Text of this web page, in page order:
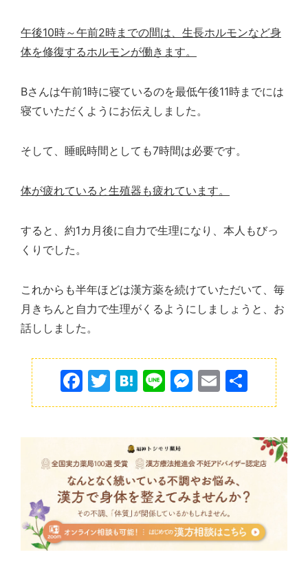
午後10時～午前2時までの間は、生長ホルモンなど身
体を修復するホルモンが働きます。
Bさんは午前1時に寝ているのを最低午後11時までには
寝ていただくようにお伝えしました。
そして、睡眠時間としても7時間は必要です。
体が疲れていると生殖器も疲れています。
すると、約1カ月後に自力で生理になり、本人もびっ
くりでした。
これからも半年ほどは漢方薬を続けていただいて、毎
月きちんと自力で生理がくるようにしましょうと、お
話ししました。
F
a
e
b
o
o
k
T
w
er
H
at
n
a
Li
n
M
e
s
e
n
g
er
E
m
l
有